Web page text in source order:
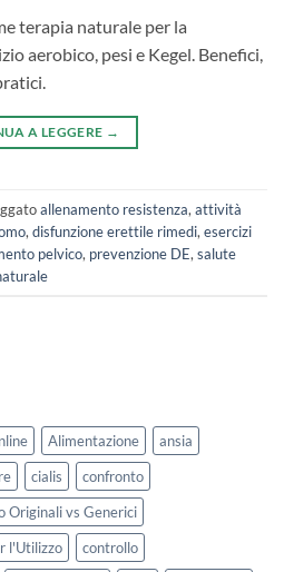
terapia naturale per la
aerobico, pesi e Kegel. Benefici,
A LEGGERE →
allenamento resistenza, attività
, disfunzione erettile rimedi, esercizi
pelvico, prevenzione DE, salute
Alimentazione
ansia
cialis
confronto
Originali vs Generici
l'Utilizzo
controllo